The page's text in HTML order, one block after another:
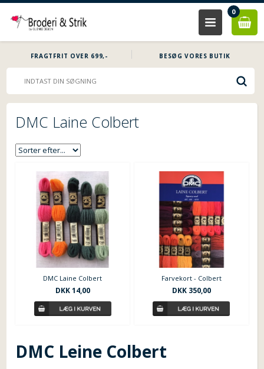
0
FRAGTFRIT OVER 699,- BESØG VORES BUTIK
DMC Laine Colbert
DMC Laine Colbert
DKK14,00
Farvekort - Colbert
DKK350,00
DMC Leine Colbert